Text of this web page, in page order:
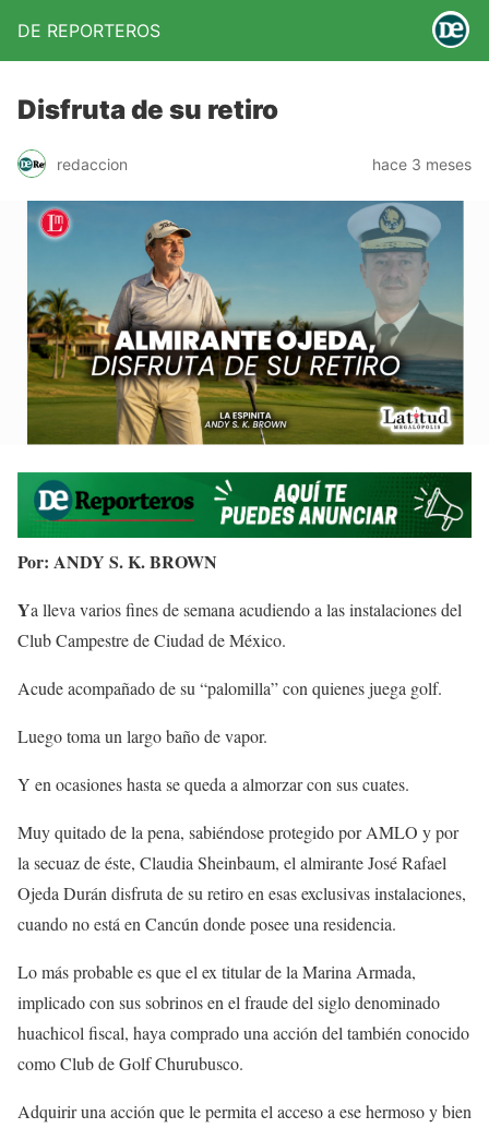
DE REPORTEROS
Disfruta de su retiro
redaccion hace 3 meses
Por: ANDY S. K. BROWN
Ya lleva varios fines de semana acudiendo a las instalaciones del
Club Campestre de Ciudad de México.
Acude acompañado de su “palomilla” con quienes juega golf.
Luego toma un largo baño de vapor.
Y en ocasiones hasta se queda a almorzar con sus cuates.
Muy quitado de la pena, sabiéndose protegido por AMLO y por
la secuaz de éste, Claudia Sheinbaum, el almirante José Rafael
Ojeda Durán disfruta de su retiro en esas exclusivas instalaciones,
cuando no está en Cancún donde posee una residencia.
Lo más probable es que el ex titular de la Marina Armada,
implicado con sus sobrinos en el fraude del siglo denominado
huachicol fiscal, haya comprado una acción del también conocido
como Club de Golf Churubusco.
Adquirir una acción que le permita el acceso a ese hermoso y bien